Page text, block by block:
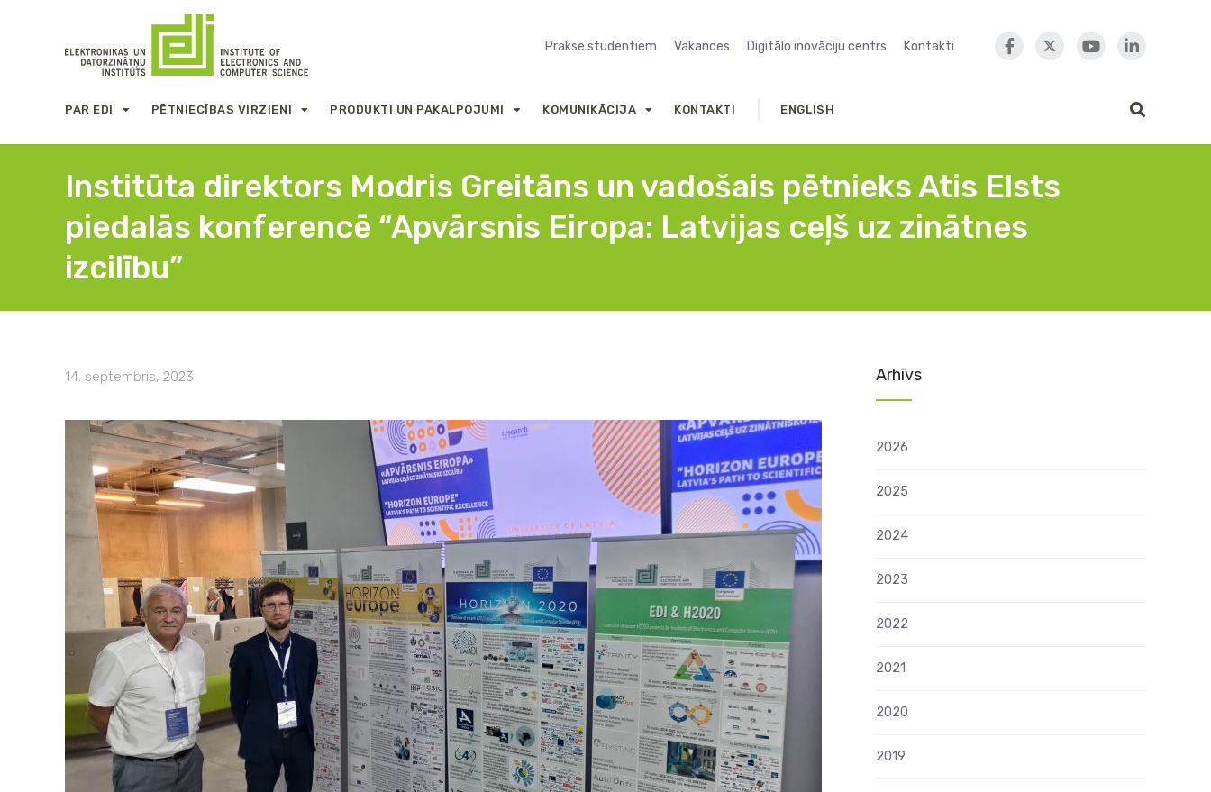
Prakse studentiem Vakances Digitālo inovāciju centrs Kontakti
PAR EDI PĒTNIECĪBAS VIRZIENI PRODUKTI UN PAKALPOJUMI KOMUNIKĀCIJA KONTAKTI ENGLISH
Institūta direktors Modris Greitāns un vadošais pētnieks Atis Elsts
piedalās konferencē “Apvārsnis Eiropa: Latvijas ceļš uz zinātnes
izcilību”
14. septembris, 2023 Arhīvs
2026
2025
2024
2023
2022
2021
2020
2019